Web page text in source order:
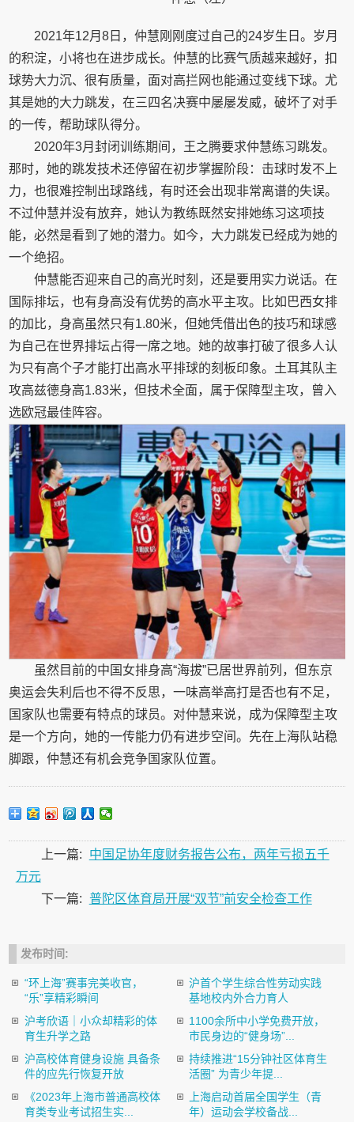
2021年12月8日，仲慧刚刚度过自己的24岁生日。岁月
的积淀，小将也在进步成长。仲慧的比赛气质越来越好，扣
球势大力沉、很有质量，面对高拦网也能通过变线下球。尤
其是她的大力跳发，在三四名决赛中屡屡发威，破坏了对手
的一传，帮助球队得分。
2020年3月封闭训练期间，王之腾要求仲慧练习跳发。
那时，她的跳发技术还停留在初步掌握阶段：击球时发不上
力，也很难控制出球路线，有时还会出现非常离谱的失误。
不过仲慧并没有放弃，她认为教练既然安排她练习这项技
能，必然是看到了她的潜力。如今，大力跳发已经成为她的
一个绝招。
仲慧能否迎来自己的高光时刻，还是要用实力说话。在
国际排坛，也有身高没有优势的高水平主攻。比如巴西女排
的加比，身高虽然只有1.80米，但她凭借出色的技巧和球感
为自己在世界排坛占得一席之地。她的故事打破了很多人认
为只有高个子才能打出高水平排球的刻板印象。土耳其队主
攻高兹德身高1.83米，但技术全面，属于保障型主攻，曾入
选欧冠最佳阵容。
虽然目前的中国女排身高“海拔”已居世界前列，但东京
奥运会失利后也不得不反思，一味高举高打是否也有不足，
国家队也需要有特点的球员。对仲慧来说，成为保障型主攻
是一个方向，她的一传能力仍有进步空间。先在上海队站稳
脚跟，仲慧还有机会竞争国家队位置。
上一篇:
中国足协年度财务报告公布，两年亏损五千
万元
下一篇: 普陀区体育局开展“双节”前安全检查工作
发布时间:
“环上海”赛事完美收官，
“乐”享精彩瞬间
沪首个学生综合性劳动实践
基地校内外合力育人
沪考欣语｜小众却精彩的体
育生升学之路
1100余所中小学免费开放，
市民身边的“健身场”...
沪高校体育健身设施 具备条
件的应先行恢复开放
持续推进“15分钟社区体育生
活圈” 为青少年提...
《2023年上海市普通高校体
育类专业考试招生实...
上海启动首届全国学生（青
年）运动会学校备战...